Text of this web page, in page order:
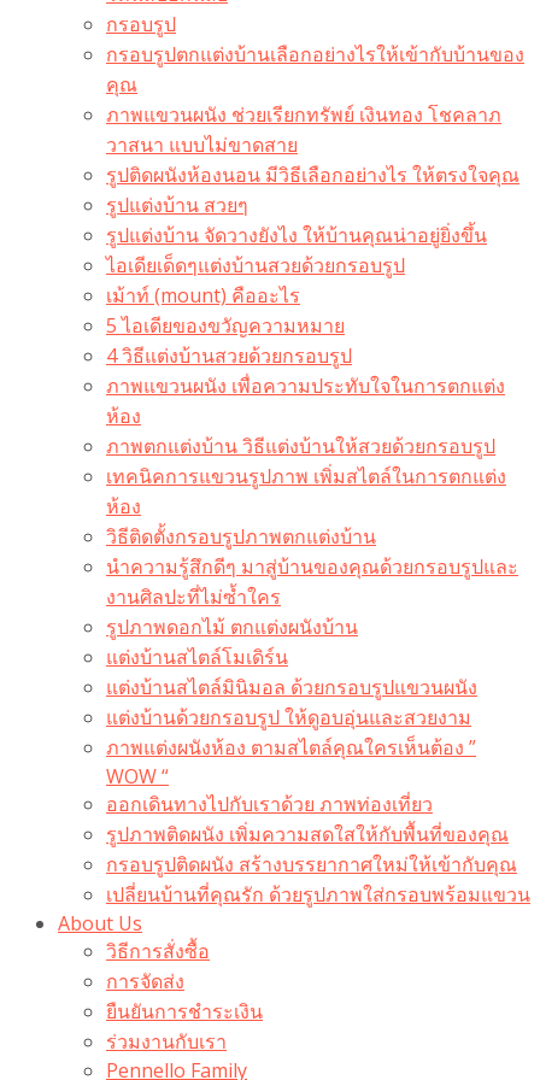
กรอบรูป
กรอบรูปตกแต่งบ้านเลือกอย่างไรให้เข้ากับบ้านของ
คุณ
ภาพแขวนผนัง ช่วยเรียกทรัพย์ เงินทอง โชคลาภ
วาสนา แบบไม่ขาดสาย
รูปติดผนังห้องนอน มีวิธีเลือกอย่างไร ให้ตรงใจคุณ
รูปแต่งบ้าน สวยๆ
รูปแต่งบ้าน จัดวางยังไง ให้บ้านคุณน่าอยู่ยิ่งขึ้น
ไอเดียเด็ดๆแต่งบ้านสวยด้วยกรอบรูป
เม้าท์ (mount) คืออะไร​
5 ไอเดียของขวัญความหมาย
4 วิธีแต่งบ้านสวยด้วยกรอบรูป
ภาพแขวนผนัง เพื่อความประทับใจในการตกแต่ง
ห้อง
ภาพตกแต่งบ้าน วิธีแต่งบ้านให้สวยด้วยกรอบรูป
เทคนิคการแขวนรูปภาพ เพิ่มสไตล์ในการตกแต่ง
ห้อง
วิธีติดตั้งกรอบรูปภาพตกแต่งบ้าน
นำความรู้สึกดีๆ มาสู่บ้านของคุณด้วยกรอบรูปและ
งานศิลปะที่ไม่ซ้ำใคร
รูปภาพดอกไม้ ตกแต่งผนังบ้าน
แต่งบ้านสไตล์โมเดิร์น
แต่งบ้านสไตล์มินิมอล ด้วยกรอบรูปแขวนผนัง
แต่งบ้านด้วยกรอบรูป ให้ดูอบอุ่นและสวยงาม
ภาพแต่งผนังห้อง ตามสไตล์คุณใครเห็นต้อง ”
WOW “
ออกเดินทางไปกับเราด้วย ภาพท่องเที่ยว
รูปภาพติดผนัง เพิ่มความสดใสให้กับพื้นที่ของคุณ
กรอบรูปติดผนัง สร้างบรรยากาศใหม่ให้เข้ากับคุณ
เปลี่ยนบ้านที่คุณรัก ด้วยรูปภาพใส่กรอบพร้อมแขวน​
About Us
วิธีการสั่งซื้อ
การจัดส่ง
ยืนยันการชำระเงิน
ร่วมงานกับเรา
Pennello Family